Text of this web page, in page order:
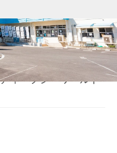
ィープシーワールド